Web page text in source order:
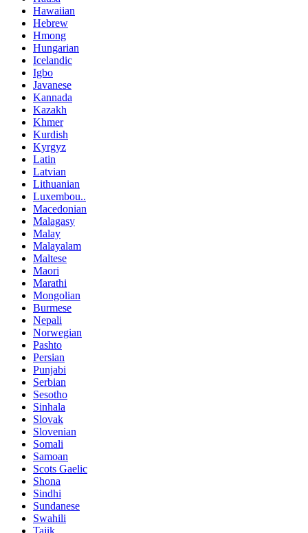
Hawaiian
Hebrew
Hmong
Hungarian
Icelandic
Igbo
Javanese
Kannada
Kazakh
Khmer
Kurdish
Kyrgyz
Latin
Latvian
Lithuanian
Luxembou..
Macedonian
Malagasy
Malay
Malayalam
Maltese
Maori
Marathi
Mongolian
Burmese
Nepali
Norwegian
Pashto
Persian
Punjabi
Serbian
Sesotho
Sinhala
Slovak
Slovenian
Somali
Samoan
Scots Gaelic
Shona
Sindhi
Sundanese
Swahili
Tajik